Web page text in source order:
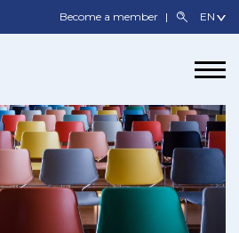
Become a member